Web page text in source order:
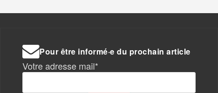
Pour être informé·e du prochain article
Votre adresse mail*